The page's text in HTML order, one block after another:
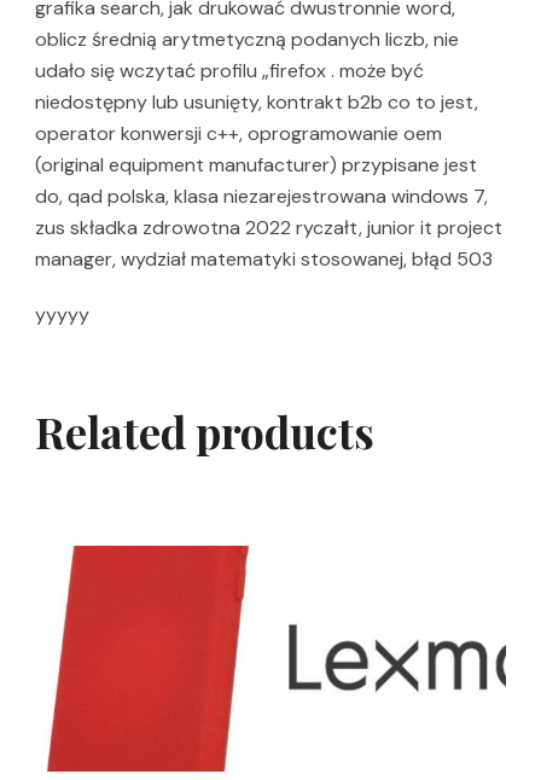
grafika search, jak drukować dwustronnie word,
oblicz średnią arytmetyczną podanych liczb, nie
udało się wczytać profilu „firefox . może być
niedostępny lub usunięty, kontrakt b2b co to jest,
operator konwersji c++, oprogramowanie oem
(original equipment manufacturer) przypisane jest
do, qad polska, klasa niezarejestrowana windows 7,
zus składka zdrowotna 2022 ryczałt, junior it project
manager, wydział matematyki stosowanej, błąd 503
yyyyy
Related products